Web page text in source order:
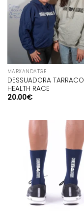
MARXANDATGE
DESSUADORA TARRACO
HEALTH RACE
20.00€